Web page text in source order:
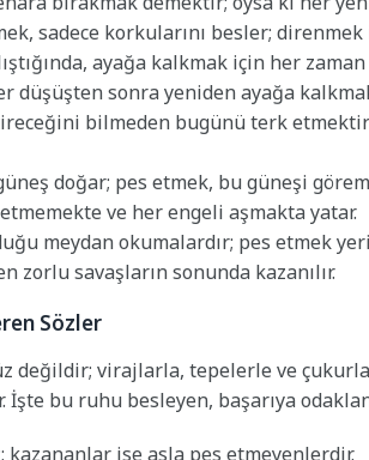
sadece korkularını besler;
ayağa kalkmak için her
düşüşten sonra yeniden ayağa
bilmeden bugünü terk
doğar; pes etmek, bu güneşi
ve her engeli aşmakta yatar.
meydan okumalardır; pes etmek
zorlu savaşların sonunda kazanılır.
Sözler
değildir; virajlarla, tepelerle ve
İşte bu ruhu besleyen, başarıya
kazananlar ise asla pes etmeyenlerdir.